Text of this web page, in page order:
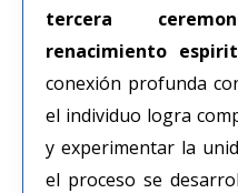
tercera
renacimiento
conexión profunda
el individuo logra
y experimentar la
el proceso se